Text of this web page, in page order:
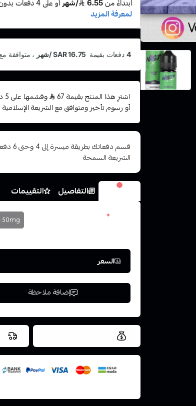
اشترِ هذا المنتج بقيمة 67
أو رسوم تأخير ومتوافق مع الشريعة الإسلامية
قسم
الشريعة السمحة
الخيارات التفاصيل التقييمات
* 50mg - نفدت الكمية
السعر
إضافة ملاحظة
العروض والشحن مجاني